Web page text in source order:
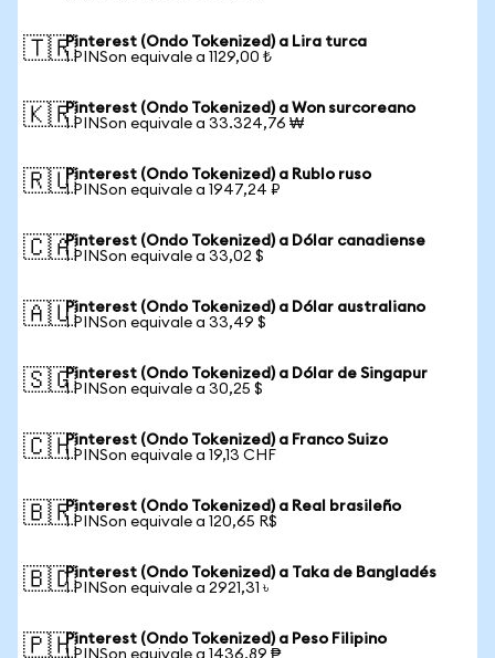
🇹🇷Pinterest (Ondo Tokenized) a Lira turca
1 PINSon equivale a 1129,00 ₺
🇰🇷Pinterest (Ondo Tokenized) a Won surcoreano
1 PINSon equivale a 33.324,76 ₩
🇷🇺Pinterest (Ondo Tokenized) a Rublo ruso
1 PINSon equivale a 1947,24 ₽
🇨🇦Pinterest (Ondo Tokenized) a Dólar canadiense
1 PINSon equivale a 33,02 $
🇦🇺Pinterest (Ondo Tokenized) a Dólar australiano
1 PINSon equivale a 33,49 $
🇸🇬Pinterest (Ondo Tokenized) a Dólar de Singapur
1 PINSon equivale a 30,25 $
🇨🇭Pinterest (Ondo Tokenized) a Franco Suizo
1 PINSon equivale a 19,13 CHF
🇧🇷Pinterest (Ondo Tokenized) a Real brasileño
1 PINSon equivale a 120,65 R$
🇧🇩Pinterest (Ondo Tokenized) a Taka de Bangladés
1 PINSon equivale a 2921,31 ৳
🇵🇭Pinterest (Ondo Tokenized) a Peso Filipino
1 PINSon equivale a 1436,89 ₱